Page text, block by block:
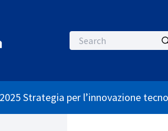
2025 Strategia per l’innovazione